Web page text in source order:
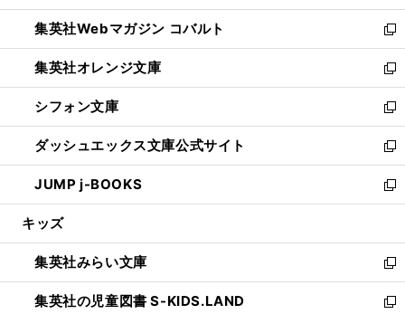
開
く
ウ
で
開
く
ン
ド
ウ
で
開
く
ウ
ィ
ン
ド
ウ
で
開
く
集英社Webマガジン コバルト
新
し
い
ウ
ィ
ン
ド
ウ
で
開
集英社オレンジ文庫
新
し
い
ウ
ィ
ン
ド
ウ
開
く
シフォン文庫
新
し
い
ウ
ィ
ン
ウ
で
開
く
ダッシュエックス文庫公式サイト
新
し
い
ウ
ン
ド
ウ
で
JUMP j-BOOKS
新
し
ウ
ィ
ン
ド
キッズ
集英社みらい文庫
新
し
い
集英社の児童図書 S-KIDS.LAND
新